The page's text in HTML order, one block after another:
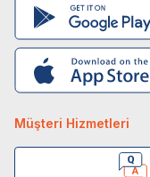
Müşteri Hizmetleri